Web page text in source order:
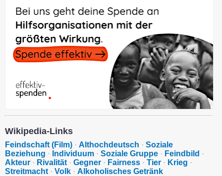
Wikipedia-Links
Feindschaft (Film) · Althochdeutsch · Soziale
Beziehung · Individuum · Soziale Gruppe · Feindbild ·
Akteur · Rivalität · Gegner · Fairness · Tier · Krieg ·
Streitmacht · Volk · Alkoholisches Getränk